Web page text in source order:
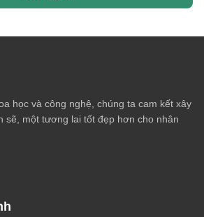
học và công nghệ, chúng ta cam kết xây
sẽ, một tương lai tốt đẹp hơn cho nhân